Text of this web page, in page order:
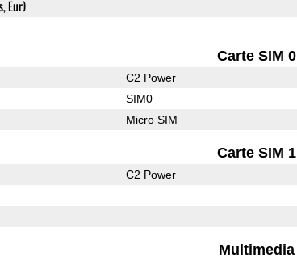
Eur)
Carte SIM 0
C2 Power
SIM0
Micro SIM
Carte SIM 1
C2 Power
Multimedia